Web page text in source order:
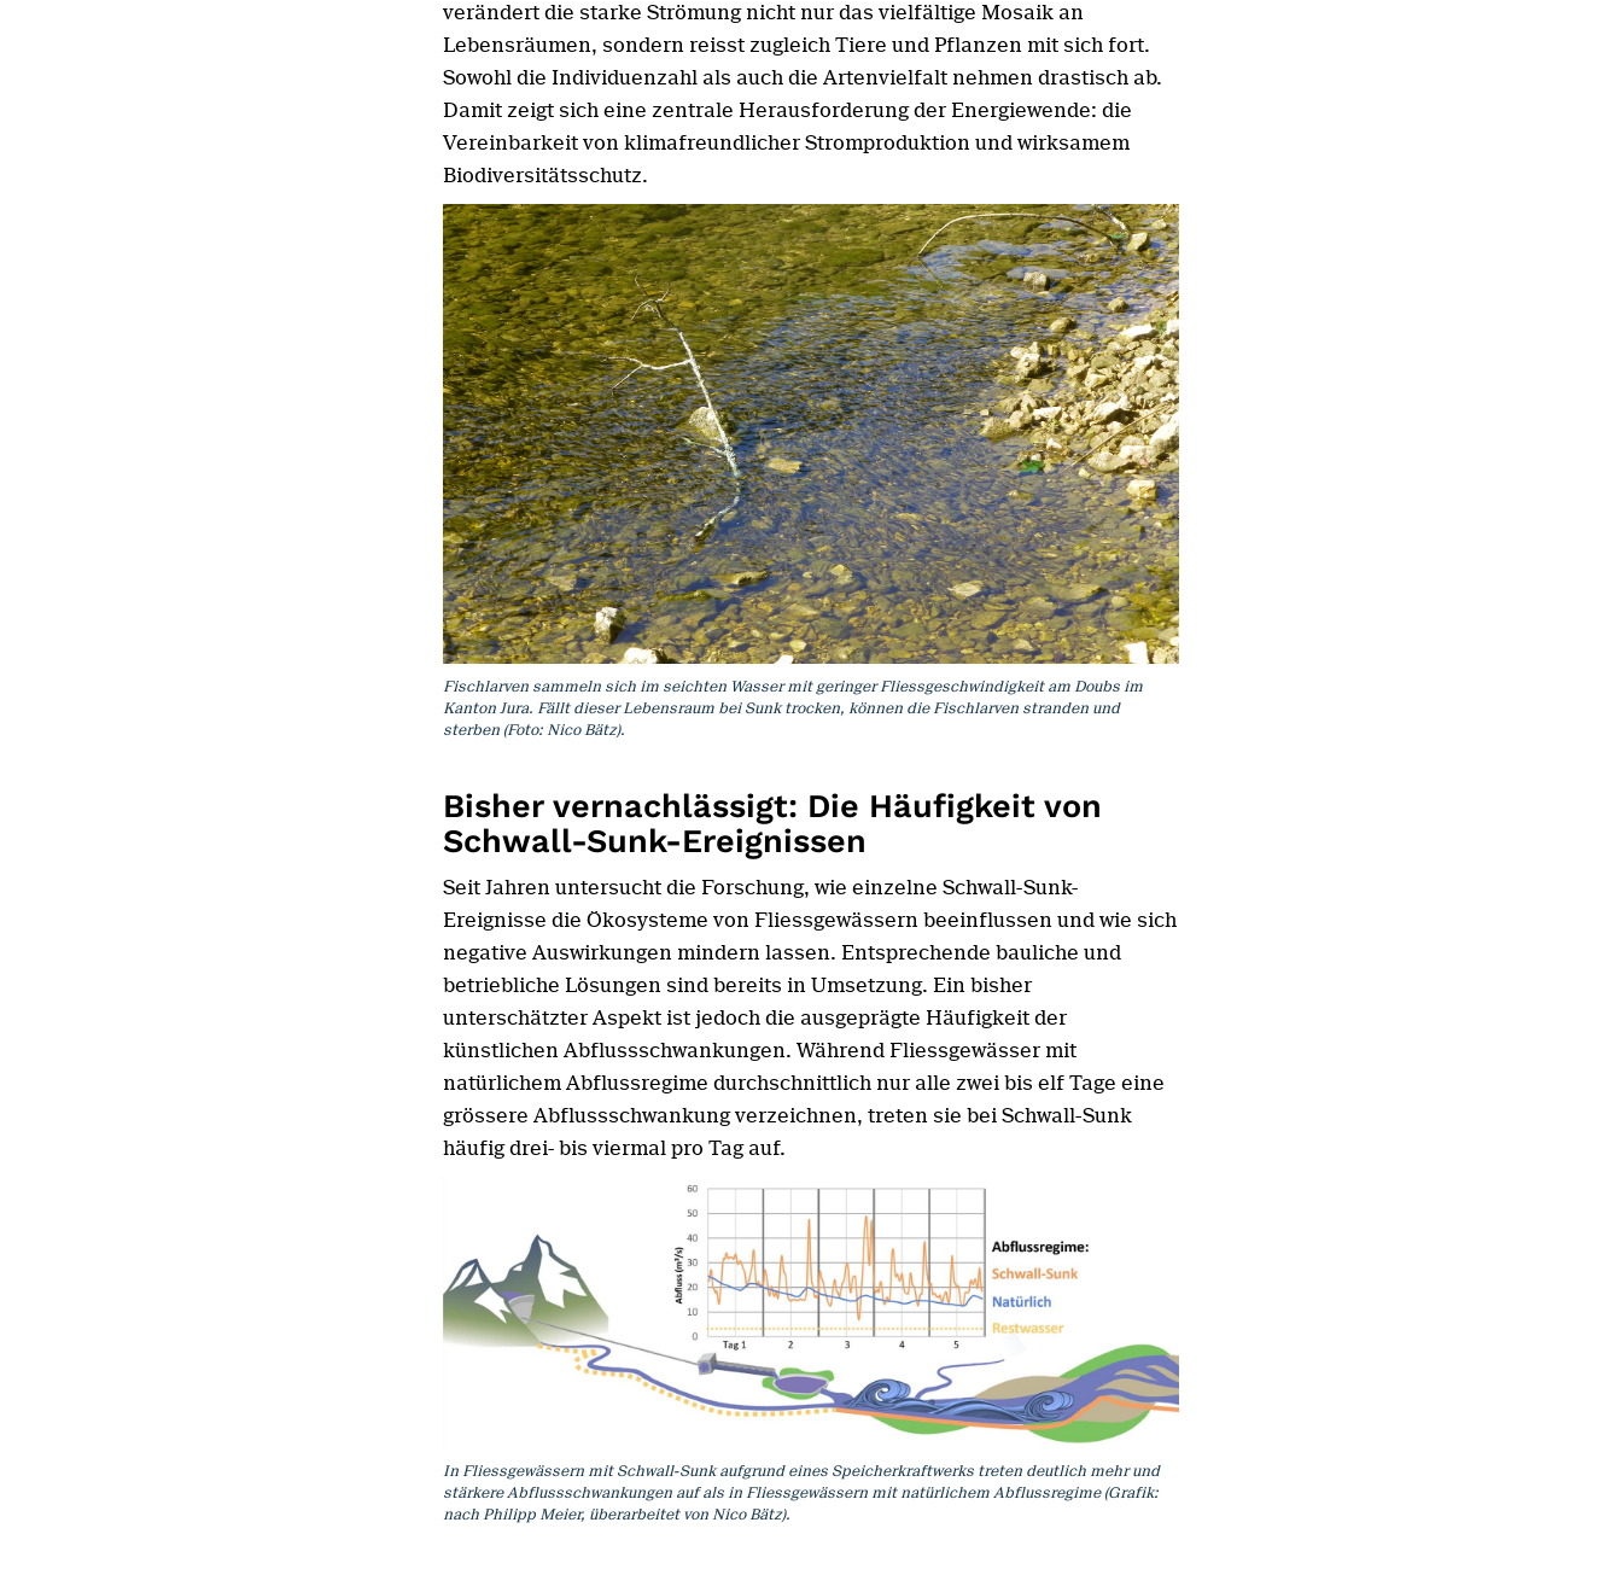
verändert die starke Strömung nicht nur das vielfältige Mosaik an
Lebensräumen, sondern reisst zugleich Tiere und Pflanzen mit sich fort.
Sowohl die Individuenzahl als auch die Artenvielfalt nehmen drastisch ab.
Damit zeigt sich eine zentrale Herausforderung der Energiewende: die
Vereinbarkeit von klimafreundlicher Stromproduktion und wirksamem
Biodiversitätsschutz.
Fischlarven sammeln sich im seichten Wasser mit geringer Fliessgeschwindigkeit am Doubs im
Kanton Jura. Fällt dieser Lebensraum bei Sunk trocken, können die Fischlarven stranden und
sterben (Foto: Nico Bätz).
Bisher vernachlässigt: Die Häufigkeit von
Schwall-Sunk-Ereignissen
Seit Jahren untersucht die Forschung, wie einzelne Schwall-Sunk-
Ereignisse die Ökosysteme von Fliessgewässern beeinflussen und wie sich
negative Auswirkungen mindern lassen. Entsprechende bauliche und
betriebliche Lösungen sind bereits in Umsetzung. Ein bisher
unterschätzter Aspekt ist jedoch die ausgeprägte Häufigkeit der
künstlichen Abflussschwankungen. Während Fliessgewässer mit
natürlichem Abflussregime durchschnittlich nur alle zwei bis elf Tage eine
grössere Abflussschwankung verzeichnen, treten sie bei Schwall-Sunk
häufig drei- bis viermal pro Tag auf.
In Fliessgewässern mit Schwall-Sunk aufgrund eines Speicherkraftwerks treten deutlich mehr und
stärkere Abflussschwankungen auf als in Fliessgewässern mit natürlichem Abflussregime (Grafik:
nach Philipp Meier, überarbeitet von Nico Bätz).